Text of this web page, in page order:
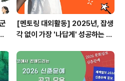
[멘토링 대외활동] 2025년, 잡생
각 없이 가장 '나답게' 성공하는 법